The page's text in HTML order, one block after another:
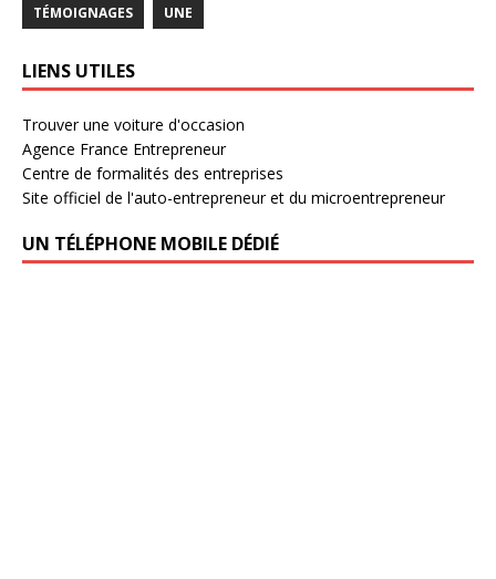
TÉMOIGNAGES UNE
LIENS UTILES
Trouver une voiture d'occasion
Agence France Entrepreneur
Centre de formalités des entreprises
Site officiel de l'auto-entrepreneur et du microentrepreneur
UN TÉLÉPHONE MOBILE DÉDIÉ